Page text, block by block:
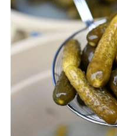
หมายลดจำนวนผู้ป่วยโร
ประชากร 1 ล้านคน ภาย
โครงการกำจัดหัด เพื่อ
ไข้ออกผื่นหรือสงสัยหัด
โครงการดังกล่าว ในปี
สงสัยหัด 7,470 ราย เสีย
ตุลาคม 2562) จังหวัดที่
ตาก ภูเก็ต และชลบุรี